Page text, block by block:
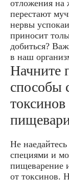
отложения на
перестают
нервы
приносит
добиться?
в наш
Начните
способы
Не
специями и
пищеварение
от токсинов.